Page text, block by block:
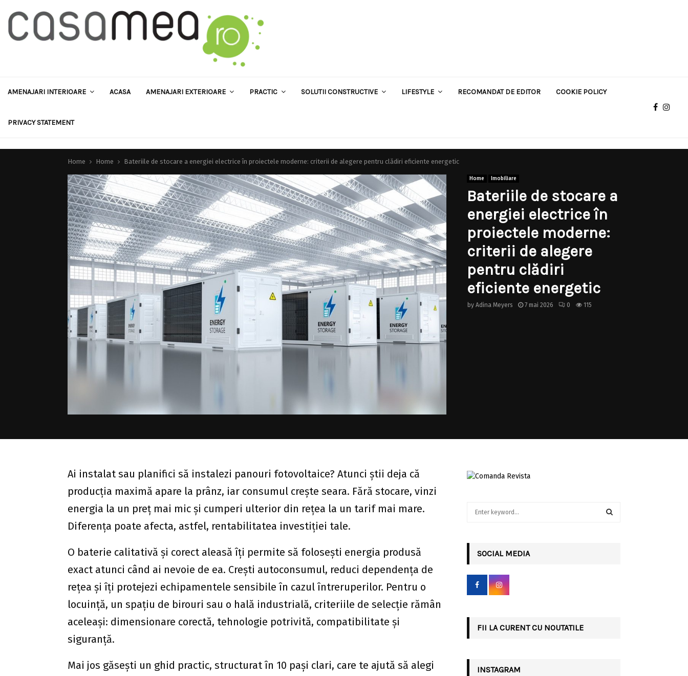
AMENAJARI INTERIOARE ACASA AMENAJARI EXTERIOARE PRACTIC SOLUTII CONSTRUCTIVE LIFESTYLE RECOMANDAT DE EDITOR COOKIE POLICY
PRIVACY STATEMENT
Home Home Bateriile de stocare a energiei electrice în proiectele moderne: criterii de alegere pentru clădiri eficiente energetic
Home Imobiliare
Bateriile de stocare a
energiei electrice în
proiectele moderne:
criterii de alegere
pentru clădiri
eficiente energetic
by Adina Meyers 7 mai 2026 0 115
Ai instalat sau planifici să instalezi panouri fotovoltaice? Atunci știi deja că
producția maximă apare la prânz, iar consumul crește seara. Fără stocare, vinzi
energia la un preț mai mic și cumperi ulterior din rețea la un tarif mai mare.
Diferența poate afecta, astfel, rentabilitatea investiției tale.
O baterie calitativă și corect aleasă îți permite să folosești energia produsă
exact atunci când ai nevoie de ea. Crești autoconsumul, reduci dependența de
rețea și îți protejezi echipamentele sensibile în cazul întreruperilor. Pentru o
locuință, un spațiu de birouri sau o hală industrială, criteriile de selecție rămân
aceleași: dimensionare corectă, tehnologie potrivită, compatibilitate și
siguranță.
Mai jos găsești un ghid practic, structurat în 10 pași clari, care te ajută să alegi
r
SOCIAL MEDIA
FII LA CURENT CU NOUTATILE
INSTAGRAM